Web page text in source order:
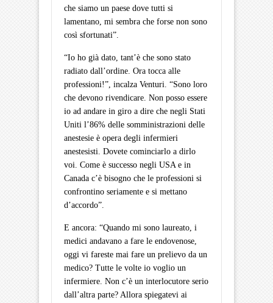
che siamo un paese dove tutti si
lamentano, mi sembra che forse non sono
così sfortunati”.
“Io ho già dato, tant’è che sono stato
radiato dall’ordine. Ora tocca alle
professioni!”, incalza Venturi. “Sono loro
che devono rivendicare. Non posso essere
io ad andare in giro a dire che negli Stati
Uniti l’86% delle somministrazioni delle
anestesie è opera degli infermieri
anestesisti. Dovete cominciarlo a dirlo
voi. Come è successo negli USA e in
Canada c’è bisogno che le professioni si
confrontino seriamente e si mettano
d’accordo”.
E ancora: “Quando mi sono laureato, i
medici andavano a fare le endovenose,
oggi vi fareste mai fare un prelievo da un
medico? Tutte le volte io voglio un
infermiere. Non c’è un interlocutore serio
dall’altra parte? Allora spiegatevi ai